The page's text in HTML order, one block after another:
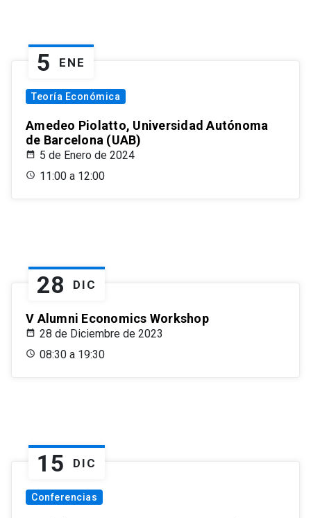
5 ENE
Teoría Económica
Amedeo Piolatto, Universidad Autónoma
de Barcelona (UAB)
5 de Enero de 2024
11:00 a 12:00
28 DIC
V Alumni Economics Workshop
28 de Diciembre de 2023
08:30 a 19:30
15 DIC
Conferencias